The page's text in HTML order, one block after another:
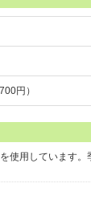
円）
使用しています。